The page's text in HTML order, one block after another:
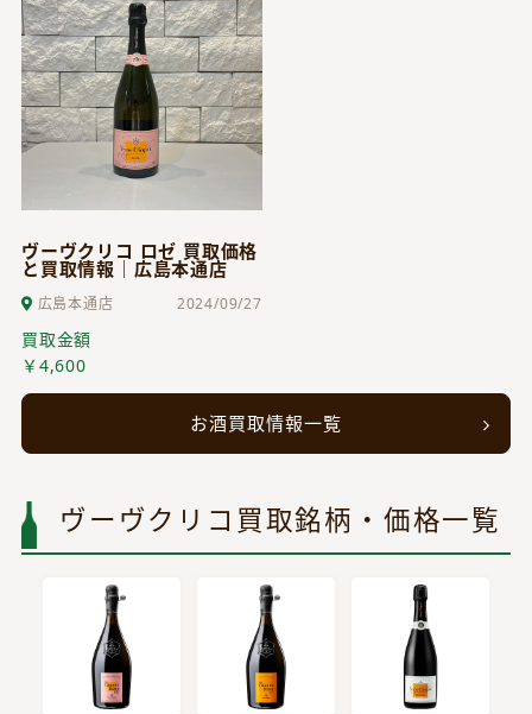
ヴーヴクリコ ロゼ 買取価格
と買取情報｜広島本通店
広島本通店 2024/09/27
買取金額
￥4,600
お酒買取情報一覧
ヴーヴクリコ買取銘柄・価格一覧